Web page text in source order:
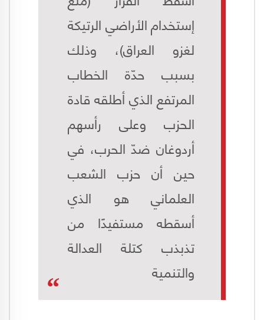
إستخدام الأراضي الرتيكة
لغزو العراق)، وذلك
بسبب حدّة الخطاب
المرتفع الذي أطلقه قادة
الحزب وعلى رأسهم
أردوغان ضدّ الحرب، في
حين أن حزب الشعب
العلماني هو الذي
أسقطه مستفيدًا من
تذبذب كتلة العدالة
والتنمية